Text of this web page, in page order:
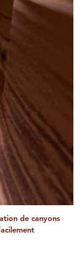
de canyons